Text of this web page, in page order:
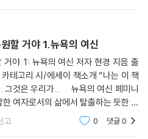
여자의 삶이라고 할 수 있었다. 하지
이렇게 살고 싶지 않다는 마음이었
무언가를 잃어버리고 있었다. 아니,
려 하는 것을 가로막고 있다는 느낌
것일까? 알 듯하면서도 잡히지 않았다.
익숙함과 편안함 속에 계속 있게 된
리라는 확신이었다.”(71쪽)
할 거야 1.뉴욕의 여신
의 여신 저자 현경 지음 출
테고리 시/에세이 책소개 “나는 이 책
... 뉴욕의 여신 페미니
여자로서의 삶에서 탈출하는 듯한 느
세계로 훨훨 날
고 0 댓글0